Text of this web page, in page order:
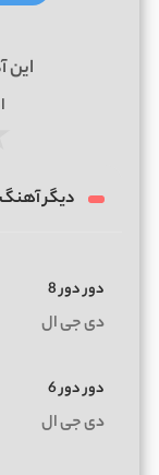
این
دیگر
دور دور 8
دی جی ال
دور دور 6
دی جی ال